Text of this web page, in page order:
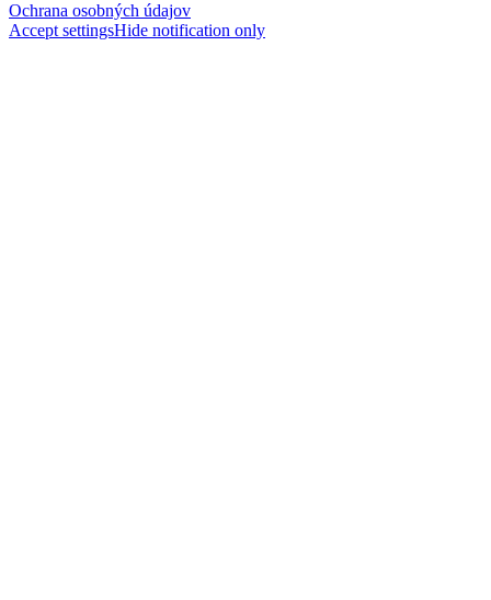
Ochrana osobných údajov
Accept settingsHide notification only